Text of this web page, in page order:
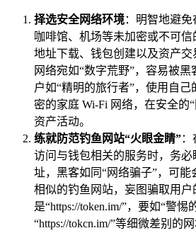
择选安全网络环境：明智地避
咖啡馆、机场等未加密或不可信
地址下载、钱包创建以及资产交
网络宛如“数字荒野”，容易被黑
户如“精明的旅行者”，使用自
密的家庭 Wi-Fi 网络，在安全的
资产活动。
练就防范钓鱼网站“火眼金睛”：
访问与钱包相关的服务时，务必
址，黑客如同“网络骗子”，可
相似的钓鱼网站，妄图骗取用
是“https://token.im/”，要如“警
“https://tokcn.im/”等细微差别的